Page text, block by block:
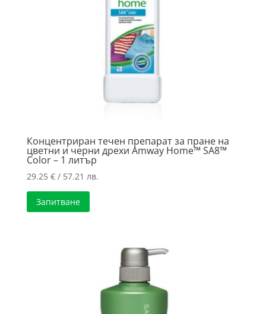
Концентриран течен препарат за пране на
цветни и черни дрехи Amway Home™ SA8™
Color – 1 литър
29.25 €/ 57.21 лв.
Запитване